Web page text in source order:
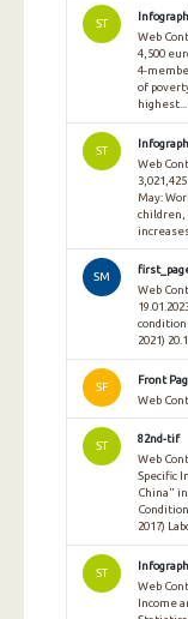
ST
Web
4,500
4-
of
highest...
ST
Web
May:
children,
increases
SM
Web
2021)
SF
Front
Web
ST
82nd-tif
Web
Specific
China"
2017)
ST
Web
Income